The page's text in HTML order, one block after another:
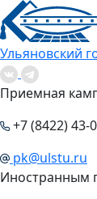
Ульяновский
Приемная
+7 (8422) 43-
pk@ulstu.ru
Иностранным